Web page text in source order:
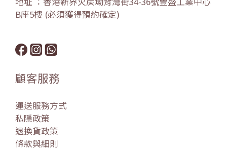
B座5樓 (必須獲得預約確定)
顧客服務
運送服務方式
私隱政策
退換貨政策
條款與細則